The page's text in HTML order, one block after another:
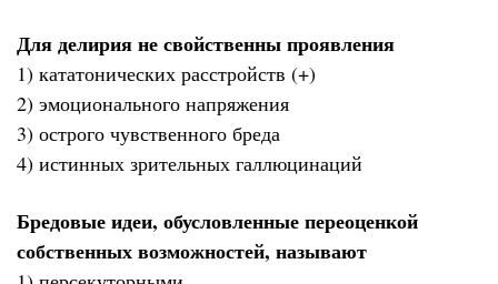
Для делирия не свойственны проявления
1) кататонических расстройств (+)
2) эмоционального напряжения
3) острого чувственного бреда
4) истинных зрительных галлюцинаций
Бредовые идеи, обусловленные переоценкой
собственных возможностей, называют